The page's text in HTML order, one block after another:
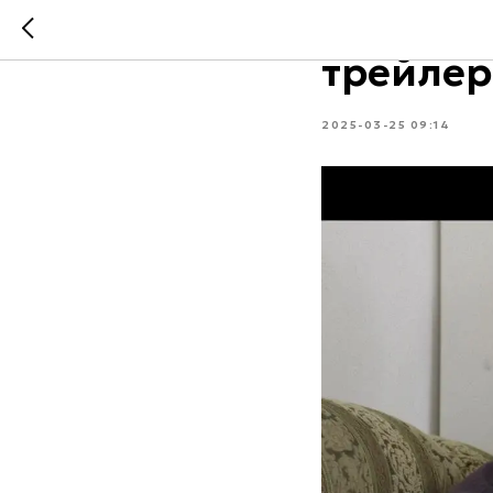
В День
2025-03-25 09:14